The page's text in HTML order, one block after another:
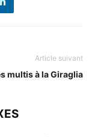
Article suivant
multis à la Giraglia